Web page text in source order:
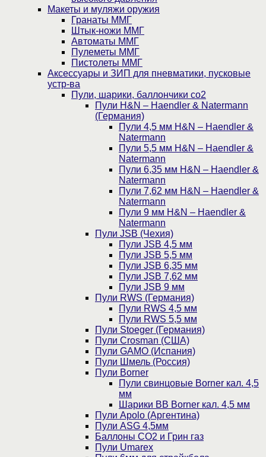
Макеты и муляжи оружия
Гранаты ММГ
Штык-ножи ММГ
Автоматы ММГ
Пулеметы ММГ
Пистолеты ММГ
Аксессуары и ЗИП для пневматики, пусковые
устр-ва
Пули, шарики, баллончики со2
Пули H&N – Haendler & Natermann
(Германия)
Пули 4,5 мм H&N – Haendler &
Natermann
Пули 5,5 мм H&N – Haendler &
Natermann
Пули 6,35 мм H&N – Haendler &
Natermann
Пули 7,62 мм H&N – Haendler &
Natermann
Пули 9 мм H&N – Haendler &
Natermann
Пули JSB (Чехия)
Пули JSB 4,5 мм
Пули JSB 5,5 мм
Пули JSB 6,35 мм
Пули JSB 7,62 мм
Пули JSB 9 мм
Пули RWS (Германия)
Пули RWS 4,5 мм
Пули RWS 5,5 мм
Пули Stoeger (Германия)
Пули Crosman (США)
Пули GAMO (Испания)
Пули Шмель (Россия)
Пули Borner
Пули свинцовые Borner кал. 4,5
мм
Шарики BB Borner кал. 4,5 мм
Пули Apolo (Аргентина)
Пули ASG 4,5мм
Баллоны CO2 и Грин газ
Пули Umarex